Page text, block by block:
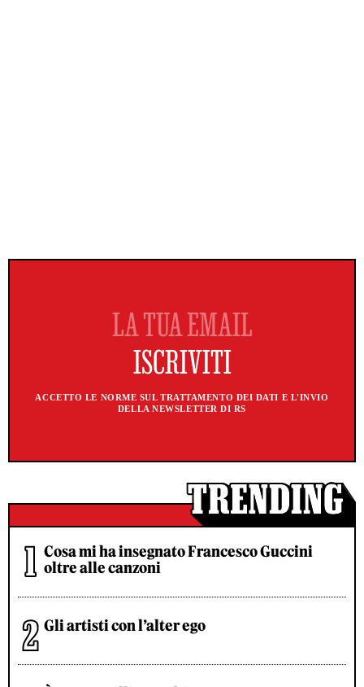
ACCETTO LE NORME SUL TRATTAMENTO DEI DATI E L'INVIO
DELLA NEWSLETTER DI RS
Cosa mi ha insegnato Francesco Guccini
oltre alle canzoni
Gli artisti con l’alter ego